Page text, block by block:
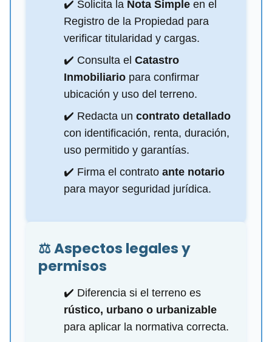
✔️ Solicita la Nota Simple en el
Registro de la Propiedad para
verificar titularidad y cargas.
✔️ Consulta el Catastro
Inmobiliario para confirmar
ubicación y uso del terreno.
✔️ Redacta un contrato detallado
con identificación, renta, duración,
uso permitido y garantías.
✔️ Firma el contrato ante notario
para mayor seguridad jurídica.
⚖️ Aspectos legales y
permisos
✔️ Diferencia si el terreno es
rústico, urbano o urbanizable
para aplicar la normativa correcta.